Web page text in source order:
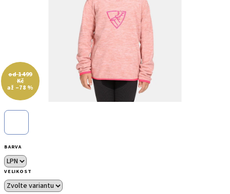
BARVA
VELIKOST
od 1 499
Kč
až –78 %